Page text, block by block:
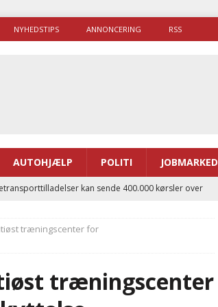
NYHEDSTIPS ANNONCERING RSS
AUTOHJÆLP POLITI JOBMARKED
kan sende 400.000 kørsler over
til Samsø
skal ruste betjentene til mere kompleks
træningscenter for
træningscenter